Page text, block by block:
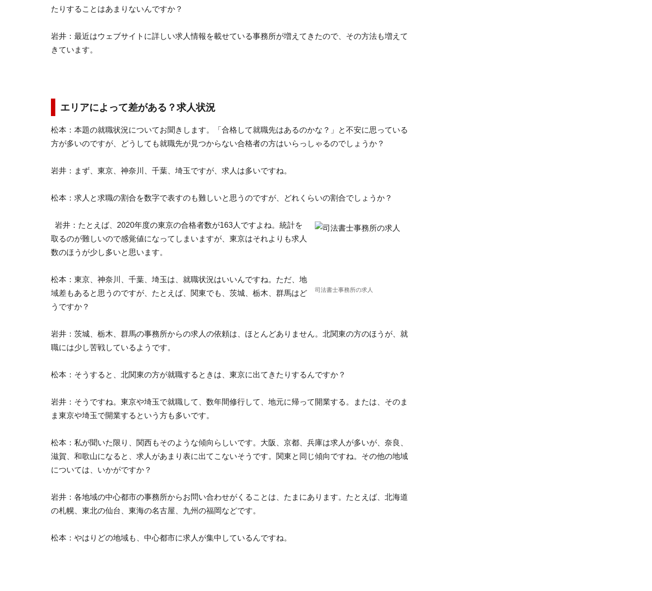
たりすることはあまりないんですか？
岩井：最近はウェブサイトに詳しい求人情報を載せている事務所が増えてきたので、その方法も増えて
きています。
エリアによって差がある？求人状況
松本：本題の就職状況についてお聞きします。「合格して就職先はあるのかな？」と不安に思っている
方が多いのですが、どうしても就職先が見つからない合格者の方はいらっしゃるのでしょうか？
岩井：まず、東京、神奈川、千葉、埼玉ですが、求人は多いですね。
松本：求人と求職の割合を数字で表すのも難しいと思うのですが、どれくらいの割合でしょうか？
司法書士事務所の求人
岩井：たとえば、2020年度の東京の合格者数が163人ですよね。統計を
取るのが難しいので感覚値になってしまいますが、東京はそれよりも求人
数のほうが少し多いと思います。
松本：東京、神奈川、千葉、埼玉は、就職状況はいいんですね。ただ、地
域差もあると思うのですが、たとえば、関東でも、茨城、栃木、群馬はど
うですか？
岩井：茨城、栃木、群馬の事務所からの求人の依頼は、ほとんどありません。北関東の方のほうが、就
職には少し苦戦しているようです。
松本：そうすると、北関東の方が就職するときは、東京に出てきたりするんですか？
岩井：そうですね。東京や埼玉で就職して、数年間修行して、地元に帰って開業する。または、そのま
ま東京や埼玉で開業するという方も多いです。
松本：私が聞いた限り、関西もそのような傾向らしいです。大阪、京都、兵庫は求人が多いが、奈良、
滋賀、和歌山になると、求人があまり表に出てこないそうです。関東と同じ傾向ですね。その他の地域
については、いかがですか？
岩井：各地域の中心都市の事務所からお問い合わせがくることは、たまにあります。たとえば、北海道
の札幌、東北の仙台、東海の名古屋、九州の福岡などです。
松本：やはりどの地域も、中心都市に求人が集中しているんですね。